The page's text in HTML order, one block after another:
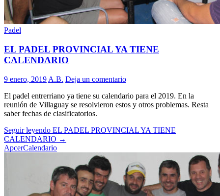
Padel
EL PADEL PROVINCIAL YA TIENE
CALENDARIO
9 enero, 2019 A.B. Deja un comentario
El padel entrerriano ya tiene su calendario para el 2019. En la
reunión de Villaguay se resolvieron estos y otros problemas. Resta
saber fechas de clasificatorios.
Seguir leyendo EL PADEL PROVINCIAL YA TIENE
CALENDARIO →
ApcerCalendario